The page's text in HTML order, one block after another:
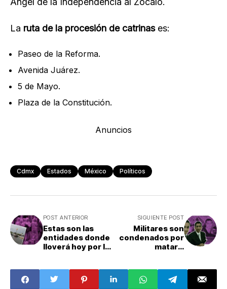
La ruta de la procesión de catrinases:
Paseo de la Reforma.
Avenida Juárez.
5 de Mayo.
Plaza de la Constitución.
Anuncios
Cdmx Estados México Políticos
POST ANTERIOR
Estas son las
entidades donde
lloverá hoy por la
SIGUIENTE POST
Militares son
condenados por
matar a
Monterrey en
2010: ¿Qué pasó?